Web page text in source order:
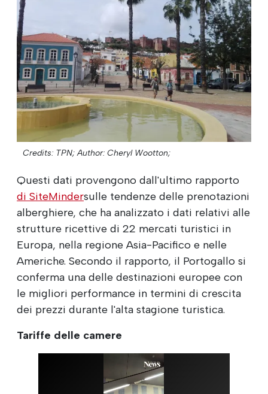
Credits: TPN; Author: Cheryl Wootton;
Questi dati provengono dall'ultimo rapporto
di SiteMindersulle tendenze delle prenotazioni
alberghiere, che ha analizzato i dati relativi alle
strutture ricettive di 22 mercati turistici in
Europa, nella regione Asia-Pacifico e nelle
Americhe. Secondo il rapporto, il Portogallo si
conferma una delle destinazioni europee con
le migliori performance in termini di crescita
dei prezzi durante l'alta stagione turistica.
Tariffe delle camere